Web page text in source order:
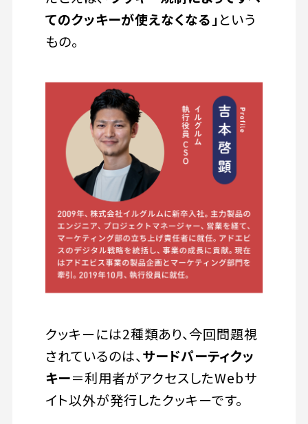
てのクッキーが使えなくなる」 という
もの。
クッキーには2種類あり、今回問題視
されているのは、サードパーティクッ
キー＝利用者がアクセスしたWebサ
イト以外が発行したクッキーです。